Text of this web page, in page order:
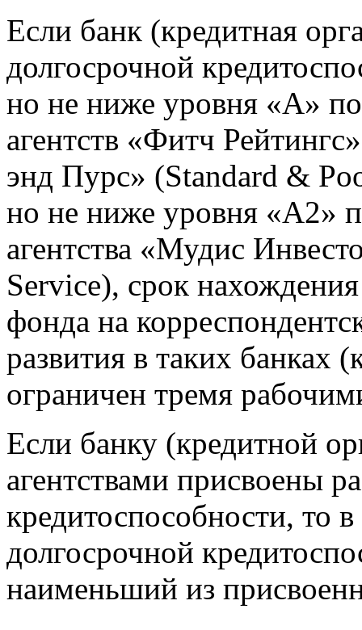
Если банк (кредитная
долгосрочной
но не ниже уровня «А»
агентств «Фитч
энд Пурс» (Standard &
но не ниже уровня «А2»
агентства «Мудис
Service), срок
фонда на
развития в таких банках
ограничен тремя
Если банку (кредитной
агентствами присвоены
кредитоспособности, то в
долгосрочной
наименьший из